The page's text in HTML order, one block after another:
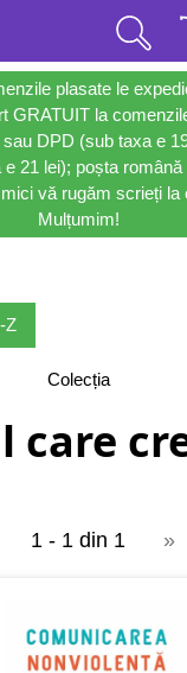
plasate le
GRATUIT la
DPD (sub taxa e
21 lei); poșta
vă rugăm scrieți la
Mulțumim!
Z
Colecția
care
1 - 1 din 1 »